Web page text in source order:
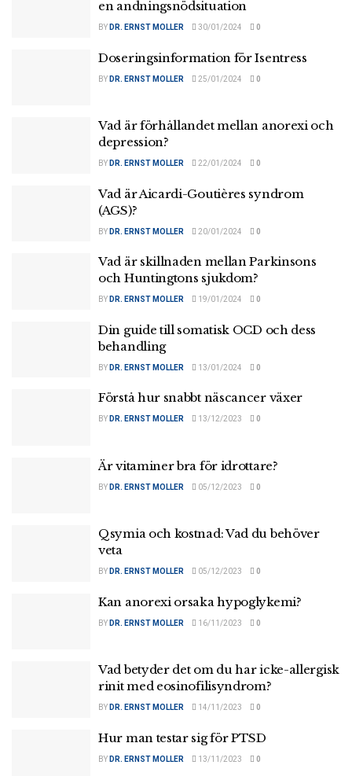
en andningsnödsituation
BY DR. ERNST MOLLER 30/01/2024 0
Doseringsinformation för Isentress
BY DR. ERNST MOLLER 25/01/2024 0
Vad är förhållandet mellan anorexi och
depression?
BY DR. ERNST MOLLER 22/01/2024 0
Vad är Aicardi-Goutières syndrom
(AGS)?
BY DR. ERNST MOLLER 20/01/2024 0
Vad är skillnaden mellan Parkinsons
och Huntingtons sjukdom?
BY DR. ERNST MOLLER 19/01/2024 0
Din guide till somatisk OCD och dess
behandling
BY DR. ERNST MOLLER 13/01/2024 0
Förstå hur snabbt näscancer växer
BY DR. ERNST MOLLER 13/12/2023 0
Är vitaminer bra för idrottare?
BY DR. ERNST MOLLER 05/12/2023 0
Qsymia och kostnad: Vad du behöver
veta
BY DR. ERNST MOLLER 05/12/2023 0
Kan anorexi orsaka hypoglykemi?
BY DR. ERNST MOLLER 16/11/2023 0
Vad betyder det om du har icke-allergisk
rinit med eosinofilisyndrom?
BY DR. ERNST MOLLER 14/11/2023 0
Hur man testar sig för PTSD
BY DR. ERNST MOLLER 13/11/2023 0